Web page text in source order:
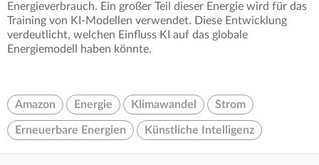
Energieverbrauch. Ein großer Teil dieser Energie wird für das
Training von KI-Modellen verwendet. Diese Entwicklung
verdeutlicht, welchen Einfluss KI auf das globale
Energiemodell haben könnte.
Amazon Energie Klimawandel Strom
Erneuerbare Energien Künstliche Intelligenz